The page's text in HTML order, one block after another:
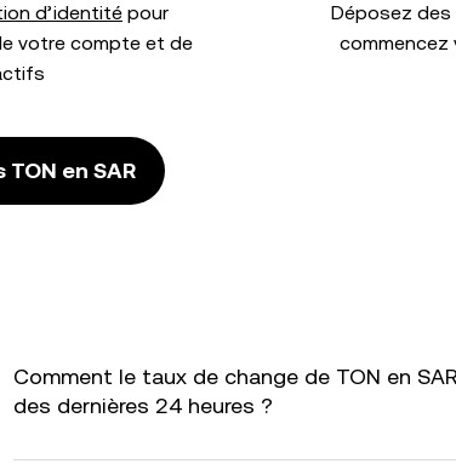
d’identité pour
votre compte et de
Déposez
commencez
en SAR
Comment le taux de change de TON en
des dernières 24 heures ?